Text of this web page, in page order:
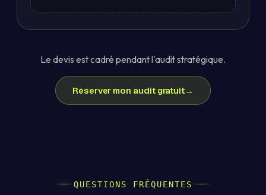
Le devis est cadré pendant l'audit stratégique.
Réserver mon audit gratuit→
QUESTIONS FRÉQUENTES